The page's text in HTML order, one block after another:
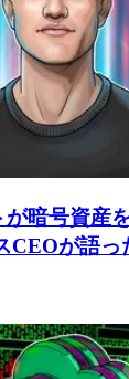
が暗号資産
CEOが語っ